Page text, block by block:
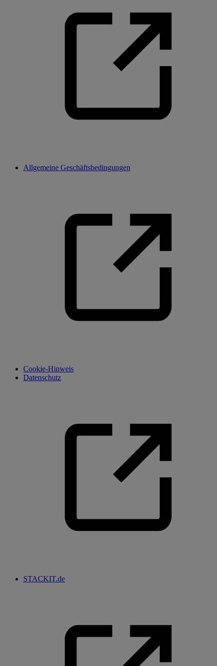
Allgemeine Geschäftsbedingungen
Cookie-Hinweis
Datenschutz
STACKIT.de